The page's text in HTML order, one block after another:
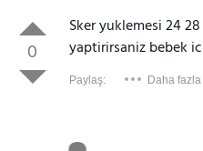
0
Sker yuklemesi 24
yaptirirsaniz bebek
Paylaş: Daha fazla